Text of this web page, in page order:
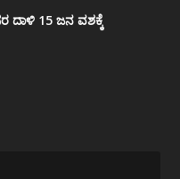
15 ಜನ ವಶಕ್ಕೆ